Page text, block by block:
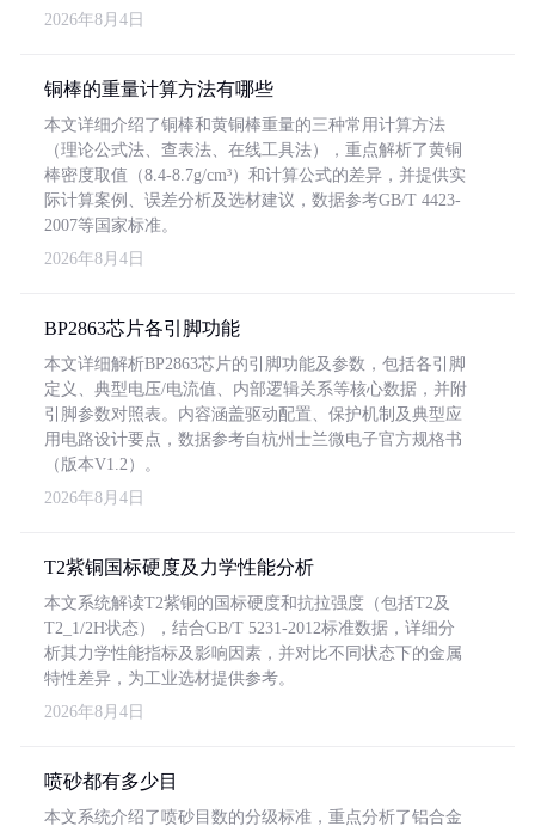
2026年8月4日
铜棒的重量计算方法有哪些
本文详细介绍了铜棒和黄铜棒重量的三种常用计算方法
（理论公式法、查表法、在线工具法），重点解析了黄铜
棒密度取值（8.4-8.7g/cm³）和计算公式的差异，并提供实
际计算案例、误差分析及选材建议，数据参考GB/T 4423-
2007等国家标准。
2026年8月4日
BP2863芯片各引脚功能
本文详细解析BP2863芯片的引脚功能及参数，包括各引脚
定义、典型电压/电流值、内部逻辑关系等核心数据，并附
引脚参数对照表。内容涵盖驱动配置、保护机制及典型应
用电路设计要点，数据参考自杭州士兰微电子官方规格书
（版本V1.2）。
2026年8月4日
T2紫铜国标硬度及力学性能分析
本文系统解读T2紫铜的国标硬度和抗拉强度（包括T2及
T2_1/2H状态），结合GB/T 5231-2012标准数据，详细分
析其力学性能指标及影响因素，并对比不同状态下的金属
特性差异，为工业选材提供参考。
2026年8月4日
喷砂都有多少目
本文系统介绍了喷砂目数的分级标准，重点分析了铝合金